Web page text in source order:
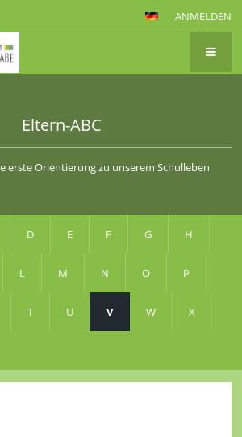
ANMELDEN
Eltern-ABC
erste Orientierung zu unserem Schulleben
D E F G H
L M N O P
T U V W X